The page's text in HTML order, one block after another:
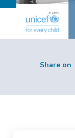
Share on